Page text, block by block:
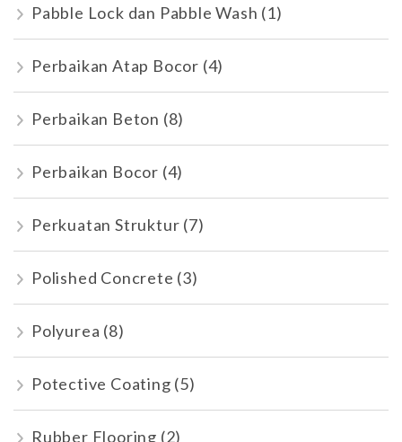
Pabble Lock dan Pabble Wash (1)
Perbaikan Atap Bocor (4)
Perbaikan Beton (8)
Perbaikan Bocor (4)
Perkuatan Struktur (7)
Polished Concrete (3)
Polyurea (8)
Potective Coating (5)
Rubber Flooring (2)